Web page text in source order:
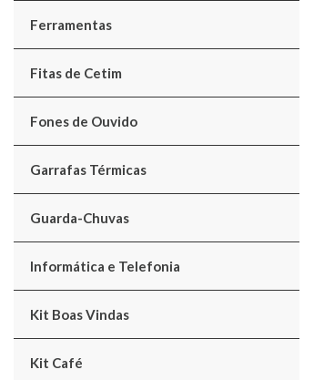
Ferramentas
Fitas de Cetim
Fones de Ouvido
Garrafas Térmicas
Guarda-Chuvas
Informática e Telefonia
Kit Boas Vindas
Kit Café